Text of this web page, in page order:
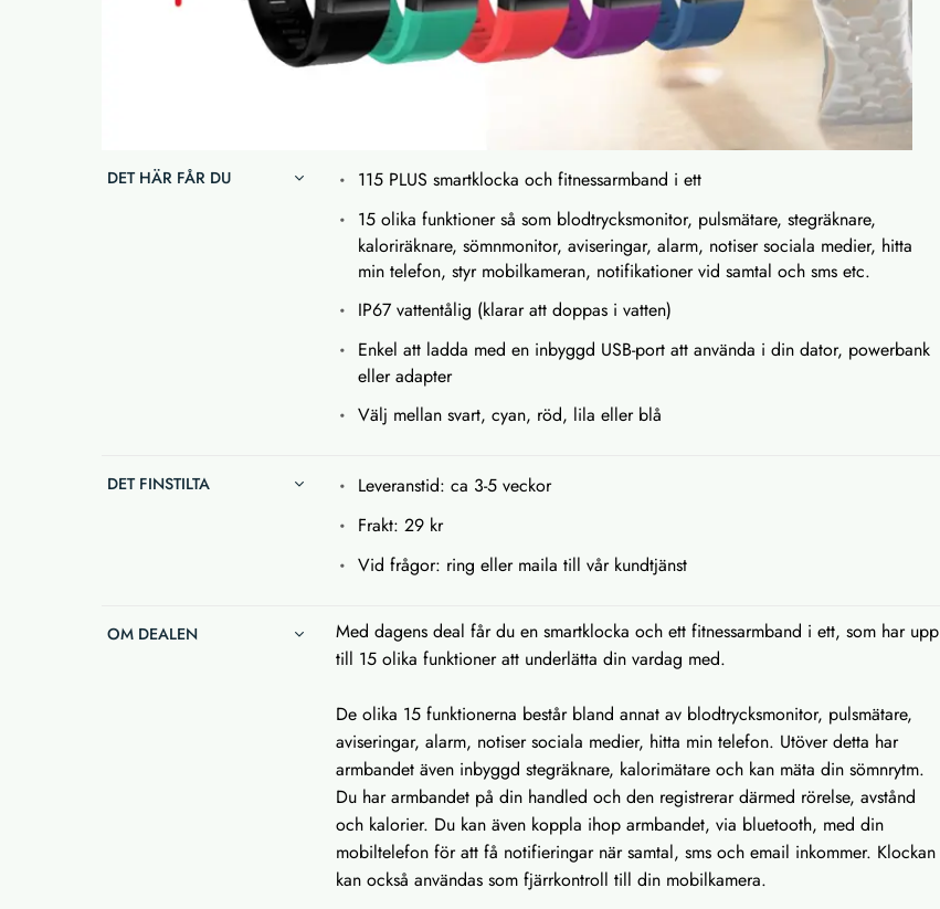
DET HÄR FÅR DU
115 PLUS smartklocka och fitnessarmband i ett
15 olika funktioner så som blodtrycksmonitor, pulsmätare, stegräknare,
kaloriräknare, sömnmonitor, aviseringar, alarm, notiser sociala medier, hitta
min telefon, styr mobilkameran, notifikationer vid samtal och sms etc.
IP67 vattentålig (klarar att doppas i vatten)
Enkel att ladda med en inbyggd USB-port att använda i din dator, powerbank
eller adapter
Välj mellan svart, cyan, röd, lila eller blå
DET FINSTILTA
Leveranstid: ca 3-5 veckor
Frakt: 29 kr
Vid frågor: ring eller maila till vår kundtjänst
OM DEALEN
Med dagens deal får du en smartklocka och ett fitnessarmband i ett, som har upp
till 15 olika funktioner att underlätta din vardag med.
De olika 15 funktionerna består bland annat av blodtrycksmonitor, pulsmätare,
aviseringar, alarm, notiser sociala medier, hitta min telefon. Utöver detta har
armbandet även inbyggd stegräknare, kalorimätare och kan mäta din sömnrytm.
Du har armbandet på din handled och den registrerar därmed rörelse, avstånd
och kalorier. Du kan även koppla ihop armbandet, via bluetooth, med din
mobiltelefon för att få notifieringar när samtal, sms och email inkommer. Klockan
kan också användas som fjärrkontroll till din mobilkamera.